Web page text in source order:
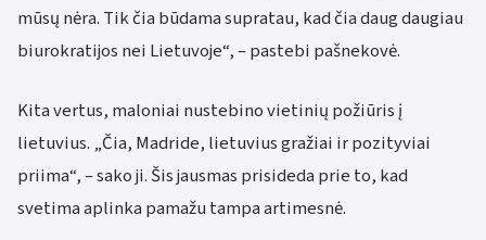
mūsų nėra. Tik čia būdama supratau, kad čia daug daugiau
biurokratijos nei Lietuvoje“, – pastebi pašnekovė.
Kita vertus, maloniai nustebino vietinių požiūris į
lietuvius. „Čia, Madride, lietuvius gražiai ir pozityviai
priima“, – sako ji. Šis jausmas prisideda prie to, kad
svetima aplinka pamažu tampa artimesnė.